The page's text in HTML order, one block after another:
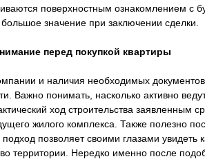
поверхностным ознакомлением с
значение при заключении сделки.
перед покупкой квартиры
и наличия необходимых
Важно понимать, насколько активно
ход строительства заявленным
жилого комплекса. Также полезно
позволяет своими глазами увидеть
территории. Нередко именно после